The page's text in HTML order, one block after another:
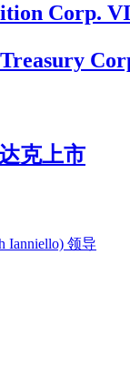
Corp.
克上市
Ianniello) 领导